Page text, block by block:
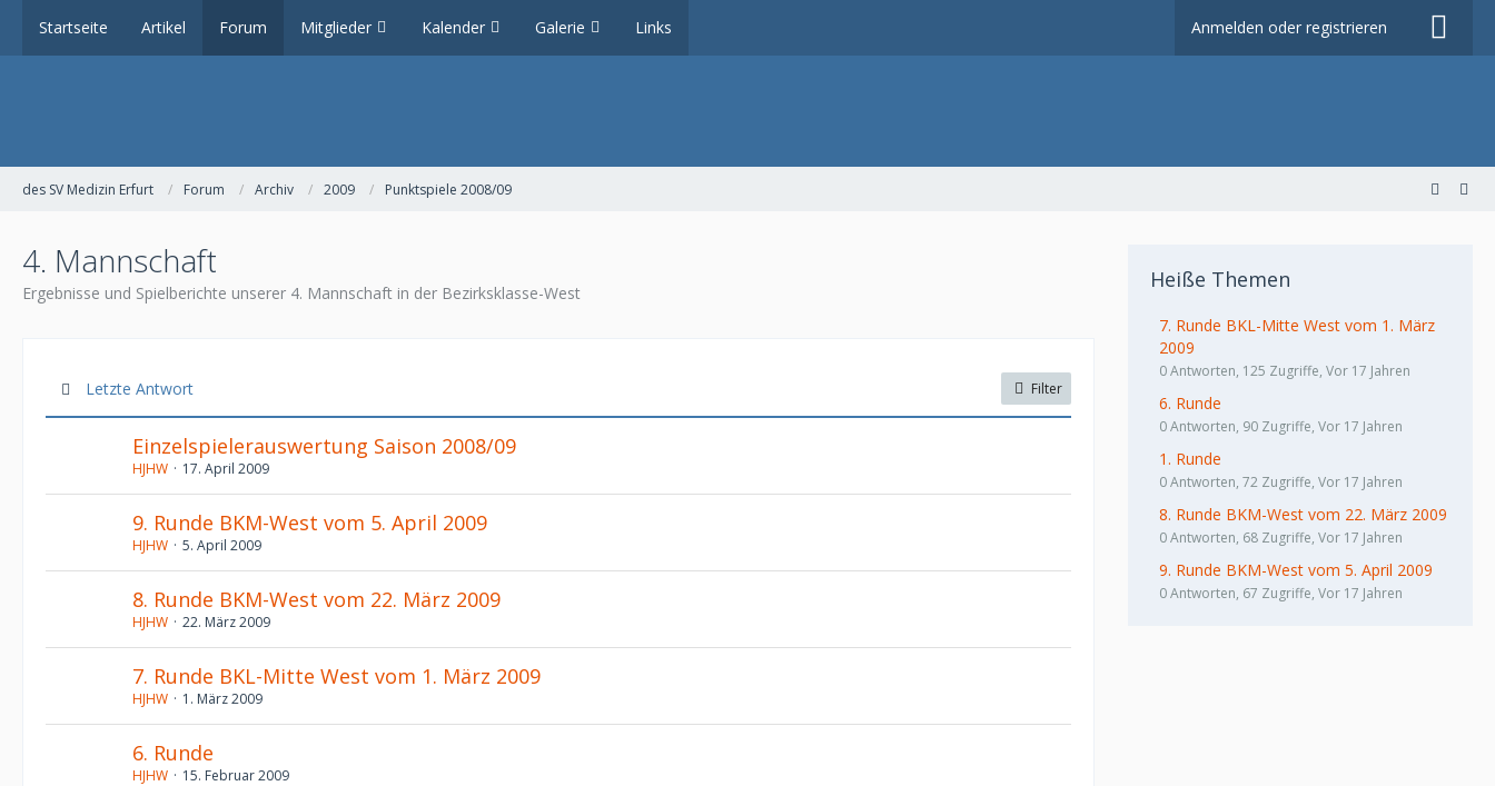
Startseite Artikel Forum Mitglieder Kalender Galerie Links Anmelden oder registrieren
des SV Medizin Erfurt Forum Archiv 2009 Punktspiele 2008/09
4. Mannschaft
Ergebnisse und Spielberichte unserer 4. Mannschaft in der Bezirksklasse-West
Letzte Antwort Filter
Einzelspielerauswertung Saison 2008/09
HJHW 17. April 2009
9. Runde BKM-West vom 5. April 2009
HJHW 5. April 2009
8. Runde BKM-West vom 22. März 2009
HJHW 22. März 2009
7. Runde BKL-Mitte West vom 1. März 2009
HJHW 1. März 2009
6. Runde
HJHW 15. Februar 2009
Heiße Themen
7. Runde BKL-Mitte West vom 1. März
2009
0 Antworten, 125 Zugriffe, Vor 17 Jahren
6. Runde
0 Antworten, 90 Zugriffe, Vor 17 Jahren
1. Runde
0 Antworten, 72 Zugriffe, Vor 17 Jahren
8. Runde BKM-West vom 22. März 2009
0 Antworten, 68 Zugriffe, Vor 17 Jahren
9. Runde BKM-West vom 5. April 2009
0 Antworten, 67 Zugriffe, Vor 17 Jahren